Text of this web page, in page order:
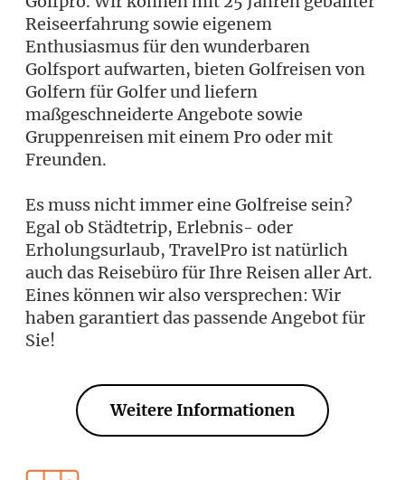
Reiseerfahrung sowie eigenem
Enthusiasmus für den wunderbaren
Golfsport aufwarten, bieten Golfreisen von
Golfern für Golfer und liefern
maßgeschneiderte Angebote sowie
Gruppenreisen mit einem Pro oder mit
Freunden.
Es muss nicht immer eine Golfreise sein?
Egal ob Städtetrip, Erlebnis- oder
Erholungsurlaub, TravelPro ist natürlich
auch das Reisebüro für Ihre Reisen aller Art.
Eines können wir also versprechen: Wir
haben garantiert das passende Angebot für
Sie!
Weitere Informationen